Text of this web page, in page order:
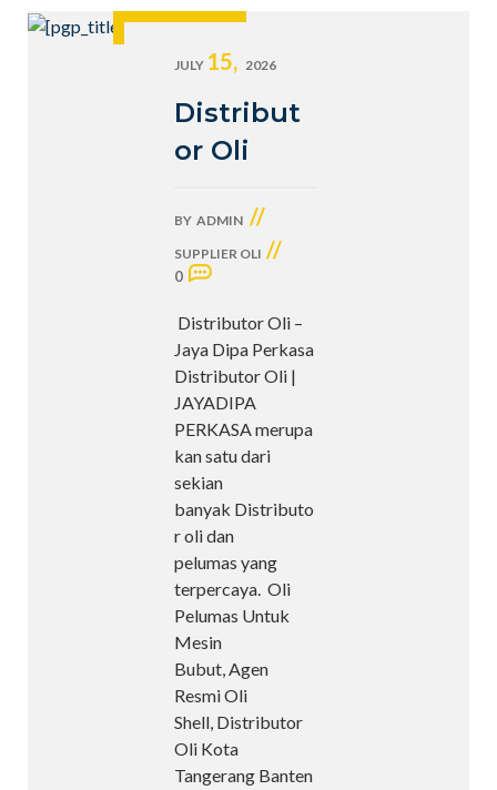
JULY 15, 2026
Distribut
or Oli
BY ADMIN //
SUPPLIER OLI //
0
Distributor Oli –
Jaya Dipa Perkasa
Distributor Oli |
JAYADIPA
PERKASA merupa
kan satu dari
sekian
banyak Distributo
r oli dan
pelumas yang
terpercaya. Oli
Pelumas Untuk
Mesin
Bubut, Agen
Resmi Oli
Shell, Distributor
Oli Kota
Tangerang Banten